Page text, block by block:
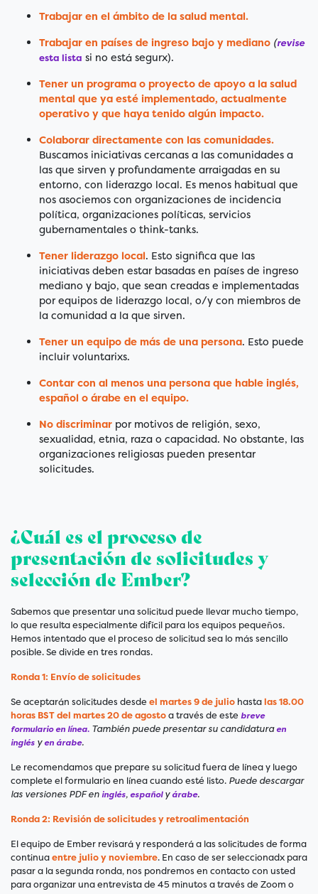
Trabajar en el ámbito de la salud mental.
Trabajar en países de ingreso bajo y mediano (revise
esta lista si no está segurx).
Tener un programa o proyecto de apoyo a la salud
mental que ya esté implementado, actualmente
operativo y que haya tenido algún impacto.
Colaborar directamente con las comunidades.
Buscamos iniciativas cercanas a las comunidades a
las que sirven y profundamente arraigadas en su
entorno, con liderazgo local. Es menos habitual que
nos asociemos con organizaciones de incidencia
política, organizaciones políticas, servicios
gubernamentales o think-tanks.
Tener liderazgo local. Esto significa que las
iniciativas deben estar basadas en países de ingreso
mediano y bajo, que sean creadas e implementadas
por equipos de liderazgo local, o/y con miembros de
la comunidad a la que sirven.
Tener un equipo de más de una persona. Esto puede
incluir voluntarixs.
Contar con al menos una persona que hable inglés,
español o árabe en el equipo.
No discriminar por motivos de religión, sexo,
sexualidad, etnia, raza o capacidad. No obstante, las
organizaciones religiosas pueden presentar
solicitudes.
¿Cuál es el proceso de
presentación de solicitudes y
selección de Ember?
Sabemos que presentar una solicitud puede llevar mucho tiempo,
lo que resulta especialmente difícil para los equipos pequeños.
Hemos intentado que el proceso de solicitud sea lo más sencillo
posible. Se divide en tres rondas.
Ronda 1: Envío de solicitudes
Se aceptarán solicitudes desdeel martes 9 de julio hastalas 18.00
horas BST del martes 20 de agostoa través de estebreve
formulario en línea. También puede presentar su candidaturaen
inglés yen árabe.
Le recomendamos que prepare su solicitud fuera de línea y luego
complete el formulario en línea cuando esté listo. Puede descargar
las versiones PDF eninglés,españolyárabe.
Ronda 2: Revisión de solicitudes y retroalimentación
El equipo de Ember revisará y responderá a las solicitudes de forma
continuaentre julio y noviembre. En caso de ser seleccionadx para
pasar a la segunda ronda, nos pondremos en contacto con usted
para organizar una entrevista de 45 minutos a través de Zoom o